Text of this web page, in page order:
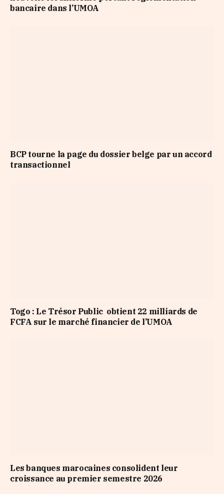
bancaire dans l’UMOA
BCP tourne la page du dossier belge par un accord
transactionnel
Togo : Le Trésor Public obtient 22 milliards de
FCFA sur le marché financier de l’UMOA
Les banques marocaines consolident leur
croissance au premier semestre 2026